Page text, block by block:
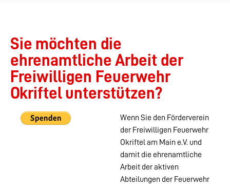
Sie möchten die
ehrenamtliche Arbeit der
Freiwilligen Feuerwehr
Okriftel unterstützen?
Wenn Sie den Förderverein
der Freiwilligen Feuerwehr
Okriftel am Main e.V. und
damit die ehrenamtliche
Arbeit der aktiven
Abteilungen der Feuerwehr